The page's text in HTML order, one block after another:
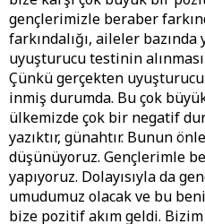
gençlerimizle beraber
farkındalığı, aileler
uyuşturucu testinin
Çünkü gerçekten
inmiş durumda. Bu çok
ülkemizde çok bir negatif
yazıktır, günahtır. Bunun
düşünüyoruz. Gençlerimle
yapıyoruz. Dolayısıyla da
umudumuz olacak ve bu
bize pozitif akım geldi.